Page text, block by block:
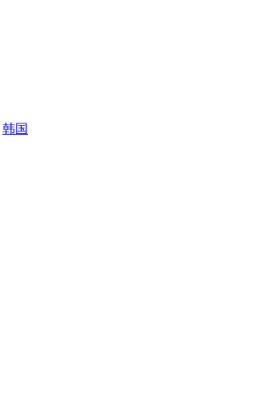
韩国